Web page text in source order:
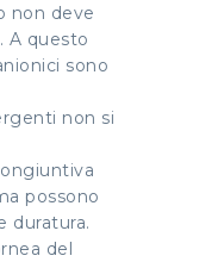
non deve
A questo
sono
non si
possono
duratura.
del